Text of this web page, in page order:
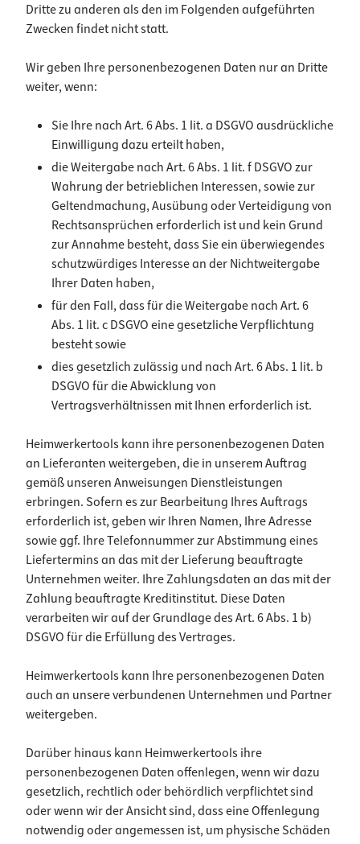
Dritte zu anderen als den im Folgenden aufgeführten
Zwecken findet nicht statt.
Wir geben Ihre personenbezogenen Daten nur an Dritte
weiter, wenn:
Sie Ihre nach Art. 6 Abs. 1 lit. a DSGVO ausdrückliche
Einwilligung dazu erteilt haben,
die Weitergabe nach Art. 6 Abs. 1 lit. f DSGVO zur
Wahrung der betrieblichen Interessen, sowie zur
Geltendmachung, Ausübung oder Verteidigung von
Rechtsansprüchen erforderlich ist und kein Grund
zur Annahme besteht, dass Sie ein überwiegendes
schutzwürdiges Interesse an der Nichtweitergabe
Ihrer Daten haben,
für den Fall, dass für die Weitergabe nach Art. 6
Abs. 1 lit. c DSGVO eine gesetzliche Verpflichtung
besteht sowie
dies gesetzlich zulässig und nach Art. 6 Abs. 1 lit. b
DSGVO für die Abwicklung von
Vertragsverhältnissen mit Ihnen erforderlich ist.
Heimwerkertools kann ihre personenbezogenen Daten
an Lieferanten weitergeben, die in unserem Auftrag
gemäß unseren Anweisungen Dienstleistungen
erbringen. Sofern es zur Bearbeitung Ihres Auftrags
erforderlich ist, geben wir Ihren Namen, Ihre Adresse
sowie ggf. Ihre Telefonnummer zur Abstimmung eines
Liefertermins an das mit der Lieferung beauftragte
Unternehmen weiter. Ihre Zahlungsdaten an das mit der
Zahlung beauftragte Kreditinstitut. Diese Daten
verarbeiten wir auf der Grundlage des Art. 6 Abs. 1 b)
DSGVO für die Erfüllung des Vertrages.
Heimwerkertools kann Ihre personenbezogenen Daten
auch an unsere verbundenen Unternehmen und Partner
weitergeben.
Darüber hinaus kann Heimwerkertools ihre
personenbezogenen Daten offenlegen, wenn wir dazu
gesetzlich, rechtlich oder behördlich verpflichtet sind
oder wenn wir der Ansicht sind, dass eine Offenlegung
notwendig oder angemessen ist, um physische Schäden